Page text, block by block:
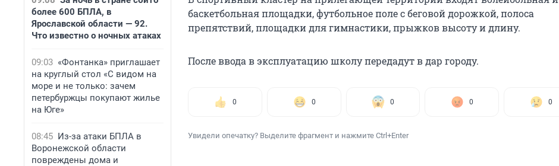
более 600 БПЛА, в
Ярославской области — 92.
Что известно о ночных атаках
09:03 «Фонтанка» приглашает
на круглый стол «С видом на
море и не только: зачем
петербуржцы покупают жилье
на Юге»
08:45 Из-за атаки БПЛА в
Воронежской области
повреждены дома и
баскетбольная площадки, футбольное поле с беговой дорожкой, полоса
препятствий, площадки для гимнастики, прыжков высоту и длину.
После ввода в эксплуатацию школу передадут в дар городу.
0 0 0 0 0
Увидели опечатку? Выделите фрагмент и нажмите Ctrl+Enter